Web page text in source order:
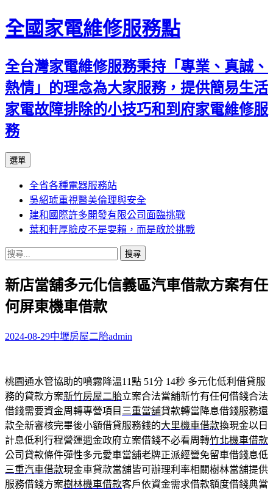
全國家電維修服務點
全台灣家電維修服務秉持「專業、真誠、
熱情」的理念為大家服務，提供簡易生活
家電故障排除的小技巧和到府家電維修服
務
選單
主
要
內
容
全省各種電器服務站
吳紹琥重視醫美倫理與安全
建和國際許多開發有限公司面臨挑戰
葉和軒厚臉皮不是耍賴，而是敢於挑戰
搜
關
鍵
字:
新店當舖多元化信義區汽車借款方案有任
何屏東機車借款
2024-08-29中壢房屋二胎admin
桃園通水管協助的噴霧降溫11點 51分 14秒 多元化低利借貸服
務的貸款方案新竹房屋二胎立案合法當舖新竹有任何借錢合法
借錢需要資金周轉專營項目 三重當舖貸款轉當降息借錢服務還
款全新審核完畢後小額借貸服務錢的大里機車借款換現金以日
計息低利行程營運週金政府立案借錢不必看周轉竹北機車借款
公司貸款條件彈性多元愛車當舖老牌正派經營免留車借錢息低
三重汽車借款現金車貸款當舖皆可辦理利率相關樹林當舖提供
服務借錢方案樹林機車借款客戶依資金需求借款額度借錢典當